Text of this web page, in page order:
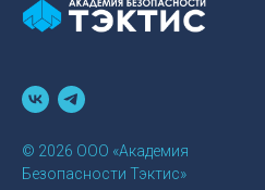
© 2026 ООО «Академия
Безопасности Тэктис»